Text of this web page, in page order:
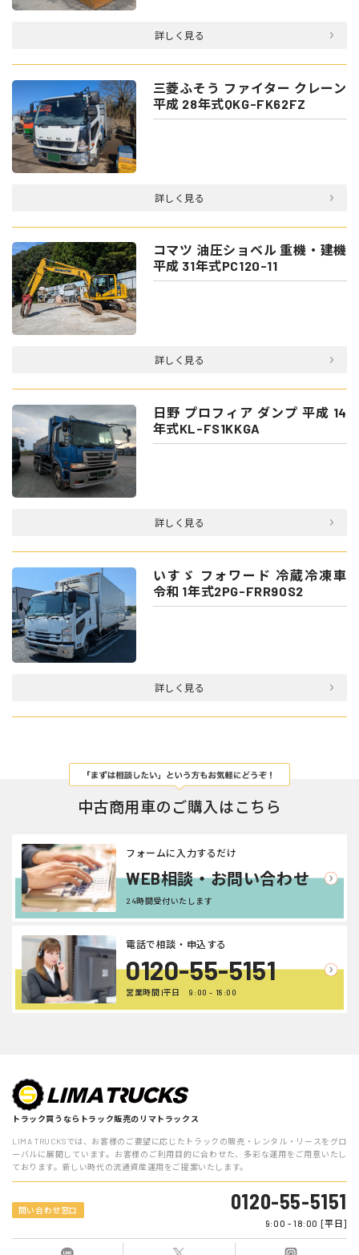
詳しく見る
三菱ふそう ファイター クレーン
平成 28年式QKG-FK62FZ
詳しく見る
コマツ 油圧ショベル 重機・建機
平成 31年式PC120-11
詳しく見る
日野 プロフィア ダンプ 平成 14
年式KL-FS1KKGA
詳しく見る
いすゞ フォワード 冷蔵冷凍車
令和 1年式2PG-FRR90S2
詳しく見る
中古商用車のご購入はこちら
WEB相談・お問い合わせ
フォームに入力するだけ
24時間受付いたします
0120-55-5151
電話で相談・申込する
営業時間 |平日 9:00 - 18:00
トラック買うならトラック販売のリマトラックス
LIMA TRUCKSでは、お客様のご要望に応じたトラックの販売・レンタル・リースをグロ
ーバルに展開しています。お客様のご利用目的に合わせた、多彩な運用をご用意いたし
ております。新しい時代の流通資産運用をご提案いたします。
問い合わせ窓口 0120-55-5151
9:00 - 18:00 [平日]